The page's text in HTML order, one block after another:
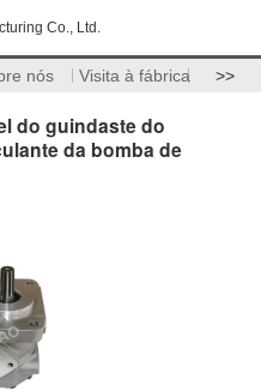
Co., Ltd.
nós Visita à fábrica >>
do guindaste do
da bomba de